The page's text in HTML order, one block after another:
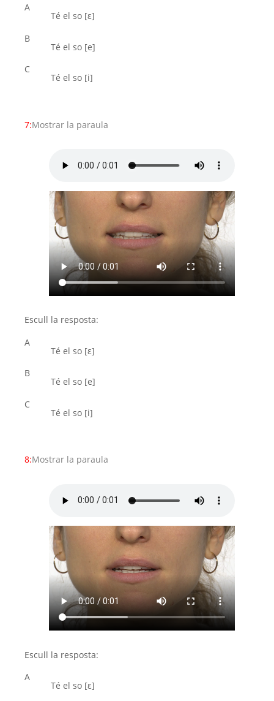
A
Té el so [ε]
B
Té el so [e]
C
Té el so [i]
7:Mostrar la paraula
Escull la resposta:
A
Té el so [ε]
B
Té el so [e]
C
Té el so [i]
8:Mostrar la paraula
Escull la resposta:
A
Té el so [ε]